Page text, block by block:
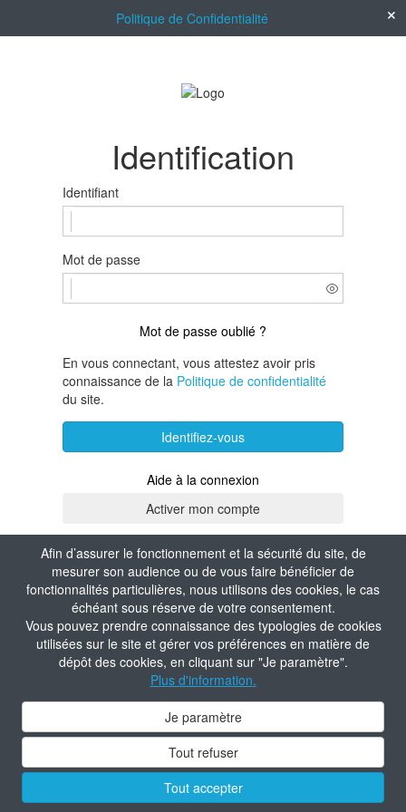
Afin d’assurer le fonctionnement et la sécurité du site, de
mesurer son audience ou de vous faire bénéficier de
fonctionnalités particulières, nous utilisons des cookies, le cas
échéant sous réserve de votre consentement.
Vous pouvez prendre connaissance des typologies de cookies
utilisées sur le site et gérer vos préférences en matière de
dépôt des cookies, en cliquant sur "Je paramètre".
Plus d'information.
Je paramètre
Tout refuser
Tout accepter
Politique de Confidentialité
Identification
Identifiant
Mot de passe
Mot de passe oublié ?
En vous connectant, vous attestez avoir pris
connaissance de la Politique de confidentialité
du site.
Identifiez-vous
Aide à la connexion